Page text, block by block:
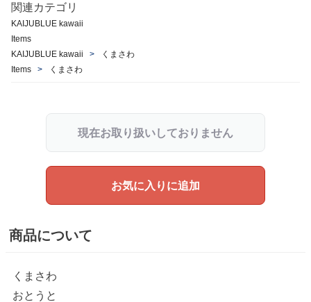
関連カテゴリ
KAIJUBLUE kawaii
Items
KAIJUBLUE kawaii
くまさわ
Items
くまさわ
現在お取り扱いしておりません
お気に入りに追加
商品について
くまさわ
おとうと